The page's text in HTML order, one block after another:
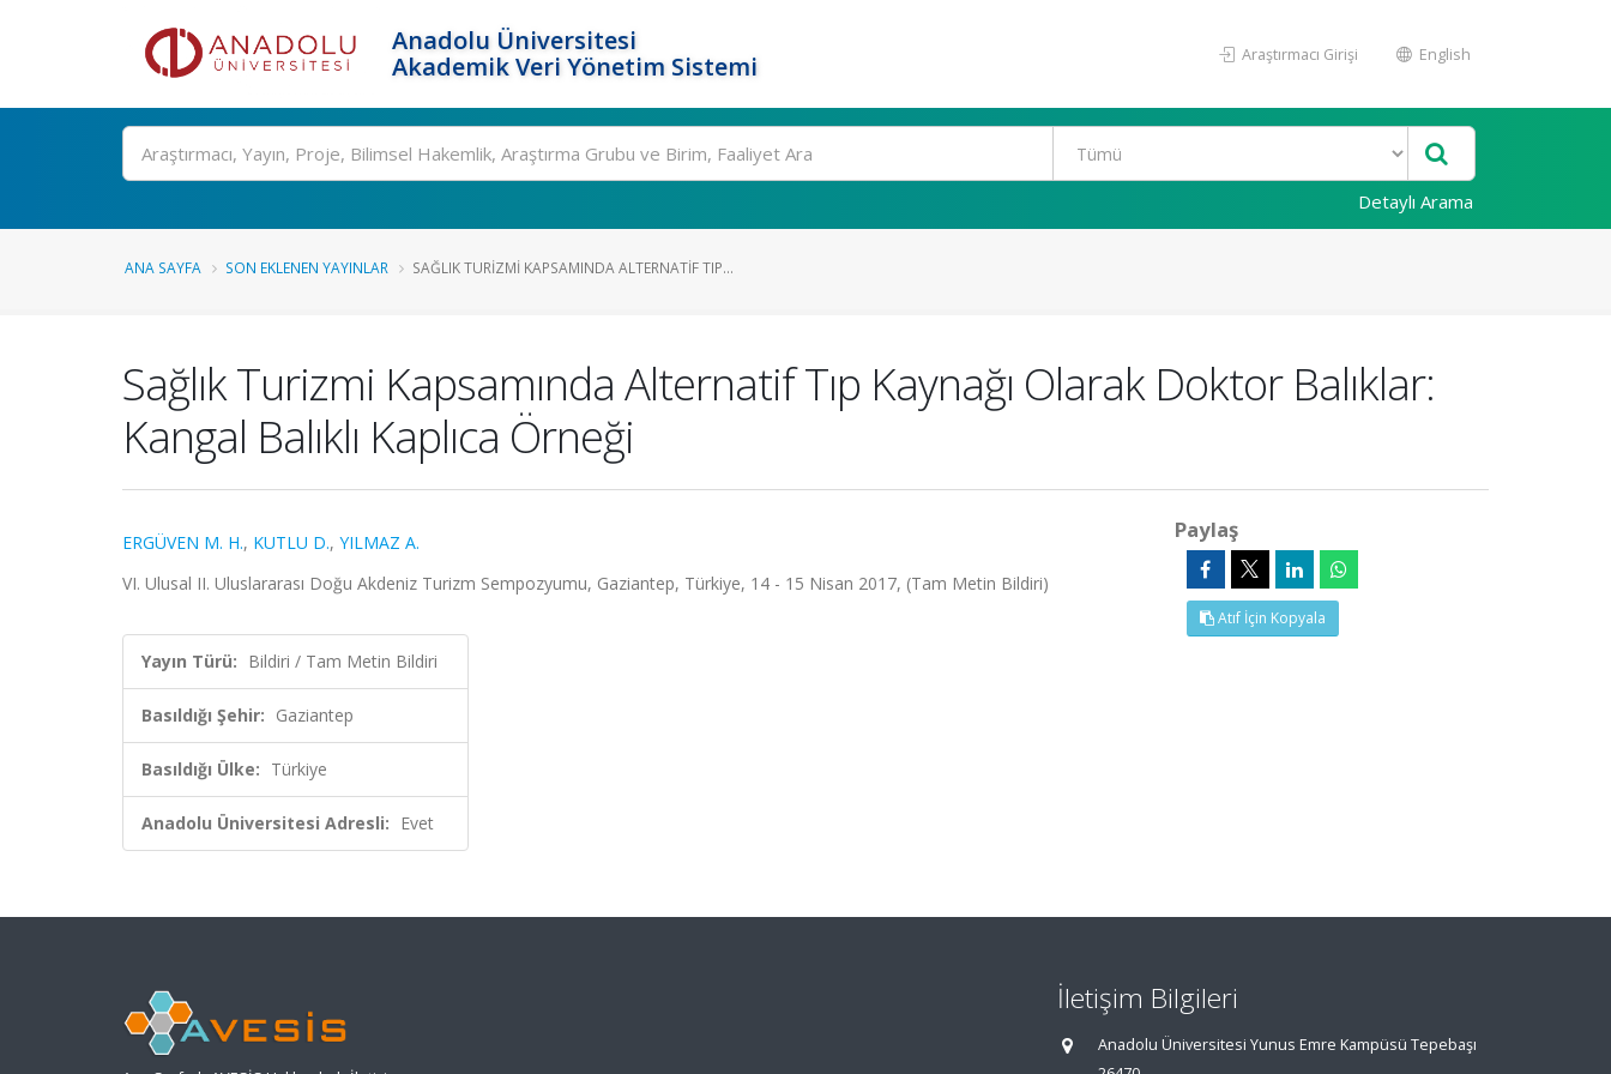
Anadolu Üniversitesi
Akademik Veri Yönetim Sistemi
Araştırmacı Girişi English
Ara
Detaylı Arama
ANA SAYFA SON EKLENEN YAYINLAR SAĞLIK TURIZMI KAPSAMINDA ALTERNATIF TIP...
Sağlık Turizmi Kapsamında Alternatif Tıp Kaynağı Olarak Doktor Balıklar:
Kangal Balıklı Kaplıca Örneği
ERGÜVEN M. H., KUTLU D., YILMAZ A.
VI. Ulusal II. Uluslararası Doğu Akdeniz Turizm Sempozyumu, Gaziantep, Türkiye, 14 - 15 Nisan 2017, (Tam Metin Bildiri)
Yayın Türü: Bildiri / Tam Metin Bildiri
Basıldığı Şehir: Gaziantep
Basıldığı Ülke: Türkiye
Anadolu Üniversitesi Adresli: Evet
Paylaş
Atıf İçin Kopyala
İletişim Bilgileri
Anadolu Üniversitesi Yunus Emre Kampüsü Tepebaşı